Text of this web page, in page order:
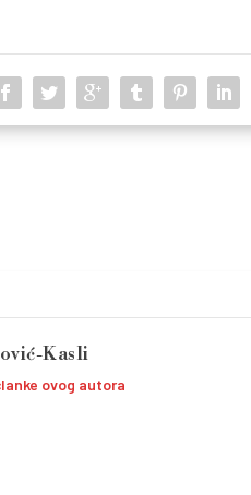
Kasli
ovog autora